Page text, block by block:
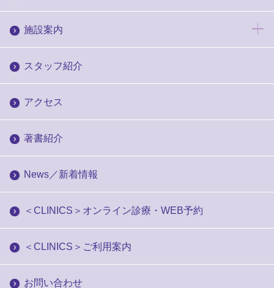
施設案内
スタッフ紹介
アクセス
著書紹介
News／新着情報
＜CLINICS＞オンライン診療・WEB予約
＜CLINICS＞ご利用案内
お問い合わせ